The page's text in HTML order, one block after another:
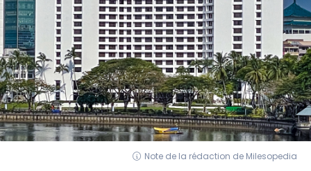
Note de la rédaction de Milesopedia